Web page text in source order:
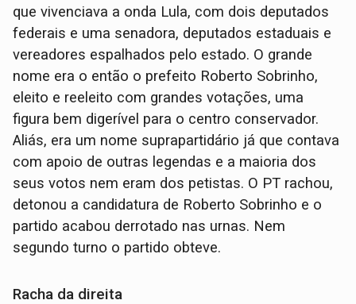
que vivenciava a onda Lula, com dois deputados
federais e uma senadora, deputados estaduais e
vereadores espalhados pelo estado. O grande
nome era o então o prefeito Roberto Sobrinho,
eleito e reeleito com grandes votações, uma
figura bem digerível para o centro conservador.
Aliás, era um nome suprapartidário já que contava
com apoio de outras legendas e a maioria dos
seus votos nem eram dos petistas. O PT rachou,
detonou a candidatura de Roberto Sobrinho e o
partido acabou derrotado nas urnas. Nem
segundo turno o partido obteve.
Racha da direita